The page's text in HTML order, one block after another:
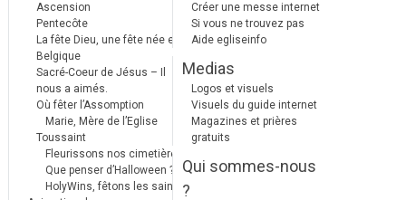
Ascension
Pentecôte
La fête Dieu, une fête née en
Belgique
Sacré-Coeur de Jésus – Il
nous a aimés.
Où fêter l’Assomption
Marie, Mère de l’Eglise
Toussaint
Fleurissons nos cimetières
Que penser d’Halloween ?
HolyWins, fêtons les saints !
Créer une messe internet
Si vous ne trouvez pas
Aide egliseinfo
Medias
Logos et visuels
Visuels du guide internet
Magazines et prières
gratuits
Qui sommes-nous
?